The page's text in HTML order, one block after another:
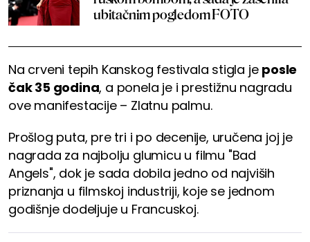
ubitačnim pogledom FOTO
Na crveni tepih Kanskog festivala stigla je posle
čak 35 godina, a ponela je i prestižnu nagradu
ove manifestacije – Zlatnu palmu.
Prošlog puta, pre tri i po decenije, uručena joj je
nagrada za najbolju glumicu u filmu "Bad
Angels", dok je sada dobila jedno od najviših
priznanja u filmskoj industriji, koje se jednom
godišnje dodeljuje u Francuskoj.